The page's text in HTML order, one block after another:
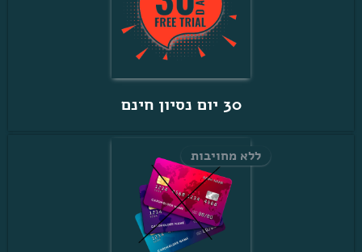
30 יום נסיון חינם
ללא מחויבות